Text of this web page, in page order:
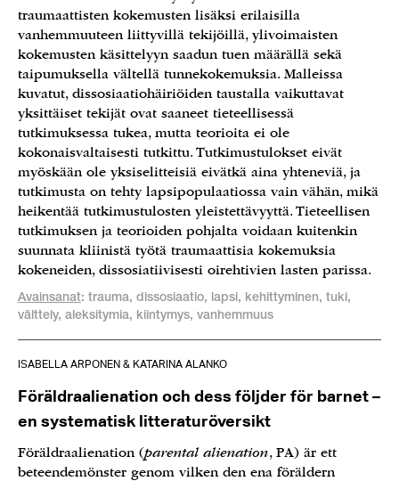
traumaattisten kokemusten lisäksi erilaisilla
vanhemmuuteen liittyvillä tekijöillä, ylivoimaisten
kokemusten käsittelyyn saadun tuen määrällä sekä
taipumuksella vältellä tunnekokemuksia. Malleissa
kuvatut, dissosiaatiohäiriöiden taustalla vaikuttavat
yksittäiset tekijät ovat saaneet tieteellisessä
tutkimuksessa tukea, mutta teorioita ei ole
kokonaisvaltaisesti tutkittu. Tutkimustulokset eivät
myöskään ole yksiselitteisiä eivätkä aina yhteneviä, ja
tutkimusta on tehty lapsipopulaatiossa vain vähän, mikä
heikentää tutkimustulosten yleistettävyyttä. Tieteellisen
tutkimuksen ja teorioiden pohjalta voidaan kuitenkin
suunnata kliinistä työtä traumaattisia kokemuksia
kokeneiden, dissosiatiivisesti oirehtivien lasten parissa.
Avainsanat: trauma, dissosiaatio, lapsi, kehittyminen, tuki,
välttely, aleksitymia, kiintymys, vanhemmuus
ISABELLA ARPONEN & KATARINA ALANKO
Föräldraalienation och dess följder för barnet –
en systematisk litteraturöversikt
Föräldraalienation (parental alienation, PA) är ett
beteendemönster genom vilken den ena föräldern